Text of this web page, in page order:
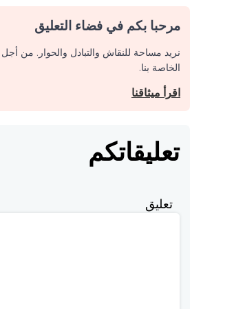
مرحبا بكم في فضاء التعليق
نريد مساحة للنقاش والتبادل والحوار. من
الخاصة بنا.
اقرأ ميثاقنا
تعليقاتكم
تعليق